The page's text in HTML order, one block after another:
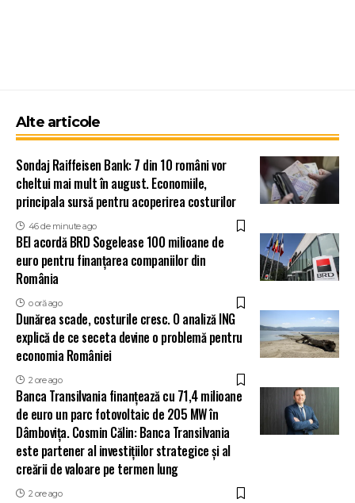
Alte articole
Sondaj Raiffeisen Bank: 7 din 10 români vor
cheltui mai mult în august. Economiile,
principala sursă pentru acoperirea costurilor
46 de minute ago
BEI acordă BRD Sogelease 100 milioane de
euro pentru finanțarea companiilor din
România
o oră ago
Dunărea scade, costurile cresc. O analiză ING
explică de ce seceta devine o problemă pentru
economia României
2 ore ago
Banca Transilvania finanțează cu 71,4 milioane
de euro un parc fotovoltaic de 205 MW în
Dâmbovița. Cosmin Călin: Banca Transilvania
este partener al investițiilor strategice și al
creării de valoare pe termen lung
2 ore ago